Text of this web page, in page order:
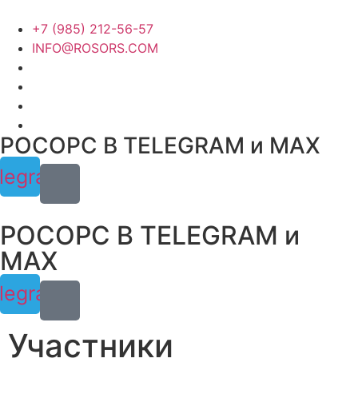
содержимому
+7 (985) 212-56-57
INFO@ROSORS.COM
РОСОРС В TELEGRAM и МАХ
РОСОРС В TELEGRAM и
МАХ
Участники